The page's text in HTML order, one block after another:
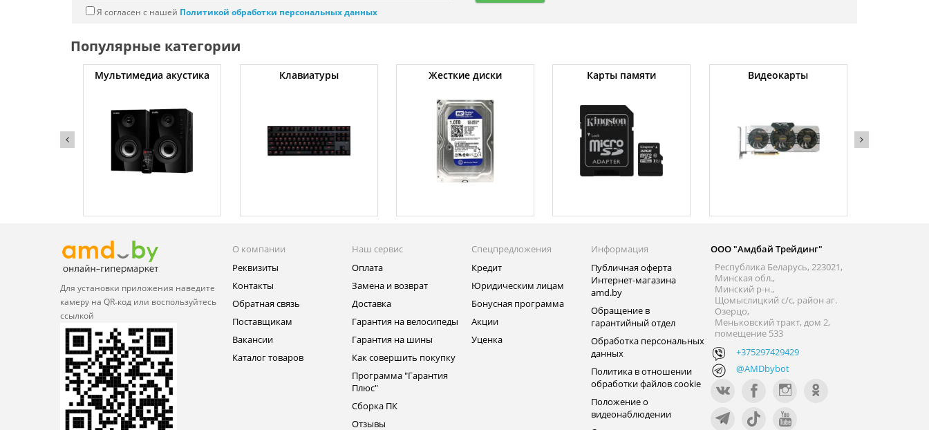
Я согласен с нашей Политикой обработки персональных данных
Популярные категории
Мультимедиа акустика Клавиатуры Жесткие диски Карты памяти Видеокарты
Для установки приложения наведите
камеру на QR‑код или воспользуйтесь
ссылкой
О компании
Реквизиты
Контакты
Обратная связь
Поставщикам
Вакансии
Каталог товаров
Наш сервис
Оплата
Замена и возврат
Доставка
Гарантия на велосипеды
Гарантия на шины
Как совершить покупку
Программа "Гарантия
Плюс"
Сборка ПК
Отзывы
Спецпредложения
Кредит
Юридическим лицам
Бонусная программа
Акции
Уценка
Информация
Публичная оферта
Интернет-магазина
amd.by
Обращение в
гарантийный отдел
Обработка персональных
данных
Политика в отношении
обработки файлов cookie
Положение о
видеонаблюдении
ООО "Амдбай Трейдинг"
Республика Беларусь, 223021,
Минская обл.,
Минский р-н.,
Щомыслицкий с/с, район аг.
Озерцо,
Меньковский тракт, дом 2,
помещение 533
+375297429429
@AMDbybot